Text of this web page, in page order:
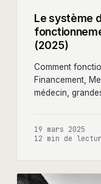
Le système
(2025)
Comment
Financement,
médecin,
19 mars 2025
12 min de